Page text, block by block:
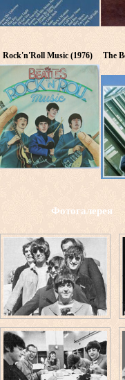
Rock'n'Roll Music (1976) The
Фотогалерея